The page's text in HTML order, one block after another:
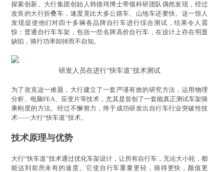
探索创新。大行集团创始人韩德玮博士带领科研团队偶然发现，经过
改良的大行折叠车，速度竟比大多公路车、山地车还要快。这一惊人
发现促使他们对四十多辆各品牌自行车进行综合测试，结果令人震
惊：普通自行车车架，包括一些名牌高价自行车，在设计上存在明显
缺陷，骑行功率卸掉而不自知。
研发人员在进行“快车道”技术测试
为了攻克这一难题，大行建立了一套严谨有效的研究方法，运用物理
分析、电脑FEA、应变片等技术，尤其是首创了一套能真正测试车架骑
乘刚度的方法。经过不懈努力，终于成功研发出自行车行业突破性技
术——大行“快车道”技术。
技术原理与优势
大行“快车道”技术通过优化车架设计，让所有自行车，无论大小轮，都
能达到前所未有的速度。它使自行车重量更轻，骑得更快，颜值更